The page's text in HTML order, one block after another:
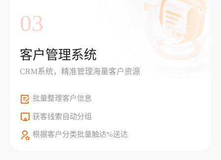
03
客户管理系统
CRM系统，精准管理海量客户资源
批量整理客户信息
获客线索自动分组
根据客户分类批量触达%送达